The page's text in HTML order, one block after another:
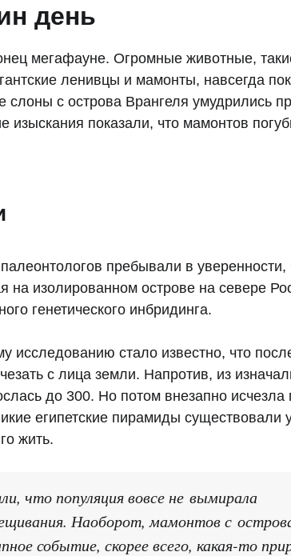
день
мегафауне. Огромные животные,
ленивцы и мамонты, навсегда
слоны с острова Врангеля умудрились
изыскания показали, что мамонтов
пребывали в уверенности,
на изолированном острове на севере
генетического инбридинга.
исследованию стало известно, что
с лица земли. Напротив, из
до 300. Но потом внезапно
египетские пирамиды существовали
жить.
что популяция вовсе не вымирала
Наоборот, мамонтов с
событие, скорее всего, какая-то